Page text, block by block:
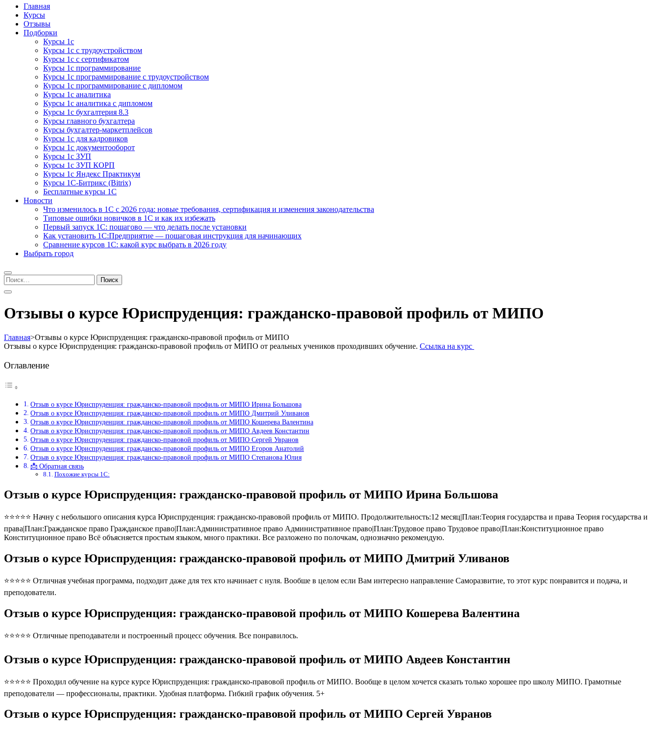
Курсы 1С
Курсы 1С официальная сертификация
Главная
Курсы
Отзывы
Подборки
Курсы 1с
Курсы 1с с трудоустройством
Курсы 1с с сертификатом
Курсы 1с программирование
Курсы 1с программирование с трудоустройством
Курсы 1с программирование с дипломом
Курсы 1с аналитика
Курсы 1с аналитика с дипломом
Курсы 1с бухгалтерия 8.3
Курсы главного бухгалтера
Курсы бухгалтер-маркетплейсов
Курсы 1с для кадровиков
Курсы 1с документооборот
Курсы 1с ЗУП
Курсы 1с ЗУП КОРП
Курсы 1с Яндекс Практикум
Курсы 1С-Битрикс (Bitrix)
Бесплатные курсы 1С
Новости
Что изменилось в 1С с 2026 года: новые требования, сертификация и изменения законодательства
Типовые ошибки новичков в 1С и как их избежать
Первый запуск 1С: пошагово — что делать после установки
Как установить 1С:Предприятие — пошаговая инструкция для начинающих
Сравнение курсов 1С: какой курс выбрать в 2026 году
Выбрать город
Найти:
Отзывы о курсе Юриспруденция: гражданско-правовой профиль от МИПО
Главная>Отзывы о курсе Юриспруденция: гражданско-правовой профиль от МИПО
Отзывы о курсе Юриспруденция: гражданско-правовой профиль от МИПО от реальных учеников проходивших обучение. Ссылка на курс
Оглавление
Отзыв о курсе Юриспруденция: гражданско-правовой профиль от МИПО Ирина Большова
Отзыв о курсе Юриспруденция: гражданско-правовой профиль от МИПО Дмитрий Уливанов
Отзыв о курсе Юриспруденция: гражданско-правовой профиль от МИПО Кошерева Валентина
Отзыв о курсе Юриспруденция: гражданско-правовой профиль от МИПО Авдеев Константин
Отзыв о курсе Юриспруденция: гражданско-правовой профиль от МИПО Сергей Увранов
Отзыв о курсе Юриспруденция: гражданско-правовой профиль от МИПО Егоров Анатолий
Отзыв о курсе Юриспруденция: гражданско-правовой профиль от МИПО Степанова Юлия
📩 Обратная связь
Похожие курсы 1С:
Отзыв о курсе Юриспруденция: гражданско-правовой профиль от МИПО Ирина Большова
⭐⭐⭐⭐⭐ Начну с небольшого описания курса Юриспруденция: гражданско-правовой профиль от МИПО. Продолжительность:12 месяц|План:Теория государства и права Теория государства и
права|План:Гражданское право Гражданское право|План:Административное право Административное право|План:Трудовое право Трудовое право|План:Конституционное право
Конституционное право Всё объясняется простым языком, много практики. Все разложено по полочкам, однозначно рекомендую.
Отзыв о курсе Юриспруденция: гражданско-правовой профиль от МИПО Дмитрий Уливанов
⭐⭐⭐⭐⭐ Отличная учебная программа, подходит даже для тех кто начинает с нуля. Вообше в целом если Вам интересно направление Саморазвитие, то этот курс понравится и подача, и
преподователи.
Отзыв о курсе Юриспруденция: гражданско-правовой профиль от МИПО Кошерева Валентина
⭐⭐⭐⭐⭐ Отличные преподаватели и построенный процесс обучения. Все понравилось.
Отзыв о курсе Юриспруденция: гражданско-правовой профиль от МИПО Авдеев Константин
⭐⭐⭐⭐⭐ Проходил обучение на курсе курсе Юриспруденция: гражданско-правовой профиль от МИПО. Вообще в целом хочется сказать только хорошее про школу МИПО. Грамотные
преподователи — профессионалы, практики. Удобная платформа. Гибкий график обучения. 5+
Отзыв о курсе Юриспруденция: гражданско-правовой профиль от МИПО Сергей Увранов